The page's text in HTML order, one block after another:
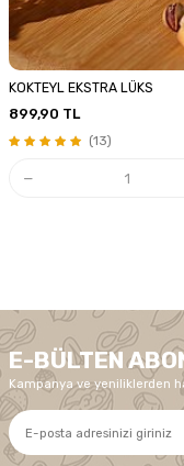
KOKTEYL EKSTRA LÜKS
899,90 TL
(13)
E-BÜLTEN
Kampanya ve yeniliklerden